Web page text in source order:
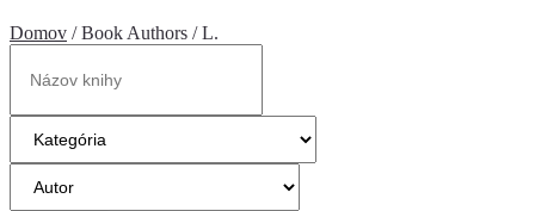
Domov / Book Authors / L.